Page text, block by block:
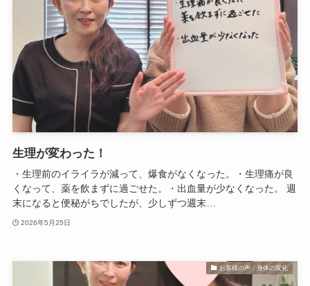
生理が変わった！
・生理前のイライラが減って、爆食がなくなった。・生理痛が良
くなって、薬を飲まずに過ごせた。・出血量が少なくなった。 週
末になると便秘がちでしたが、少しずつ週末…
2026年5月25日
お客様の声：身体の変化